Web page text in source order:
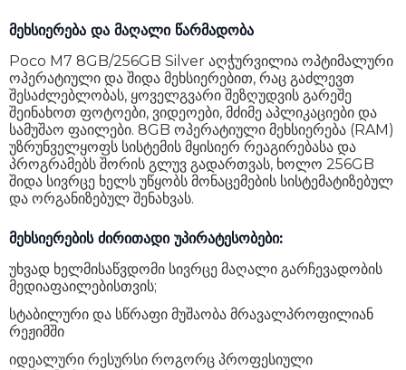
4G (LTE)
5G არა
eSim
NFC არა
ეკრანის ტიპი IPS
ეკრანის დაცვა Mohs level 6
სიკაშკაშე 850 nits
ეკრანის გარჩევადობა
ეკრანის დიაგონალი
პიქსელი თითეულ ინჩზე
მეხსიერება და მაღალი წარმადობა
Poco M7 8GB/256GB Silver აღჭურვილია ოპტიმალური
ოპერატიული და შიდა მეხსიერებით, რაც გაძლევთ
შესაძლებლობას, ყოველგვარი შეზღუდვის გარეშე
შეინახოთ ფოტოები, ვიდეოები, მძიმე აპლიკაციები და
სამუშაო ფაილები. 8GB ოპერატიული მეხსიერება (RAM)
უზრუნველყოფს სისტემის მყისიერ რეაგირებასა და
პროგრამებს შორის გლუვ გადართვას, ხოლო 256GB
შიდა სივრცე ხელს უწყობს მონაცემების სისტემატიზებულ
და ორგანიზებულ შენახვას.
მეხსიერების ძირითადი უპირატესობები:
უხვად ხელმისაწვდომი სივრცე მაღალი გარჩევადობის
მედიაფაილებისთვის;
სტაბილური და სწრაფი მუშაობა მრავალპროფილიან
რეჟიმში
იდეალური რესურსი როგორც პროფესიული